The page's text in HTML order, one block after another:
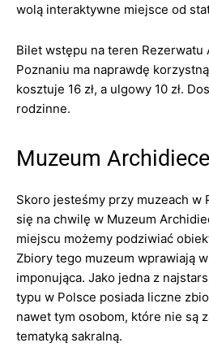
wolą interaktywne miejsce od
Bilet wstępu na teren
Poznaniu ma naprawdę
kosztuje 16 zł, a ulgowy 10 zł.
rodzinne.
Muzeum
Skoro jesteśmy przy muzeach w
się na chwilę w Muzeum
miejscu możemy podziwiać
Zbiory tego muzeum wprawiają
imponująca. Jako jedna z
typu w Polsce posiada liczne
nawet tym osobom, które nie są
tematyką sakralną.